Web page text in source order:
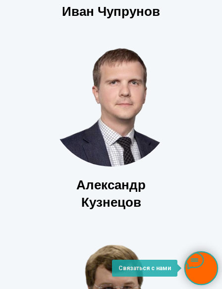
Иван Чупрунов
Александр
Кузнецов
Связаться с нами